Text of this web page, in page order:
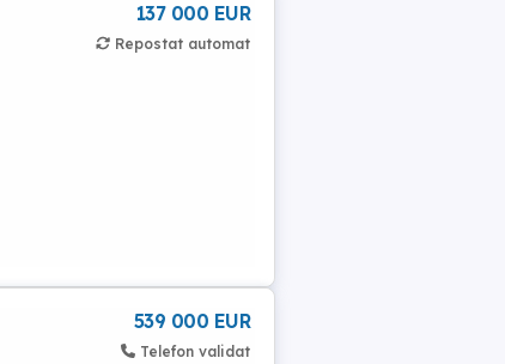
137 000 EUR
Repostat automat
539 000 EUR
Telefon validat